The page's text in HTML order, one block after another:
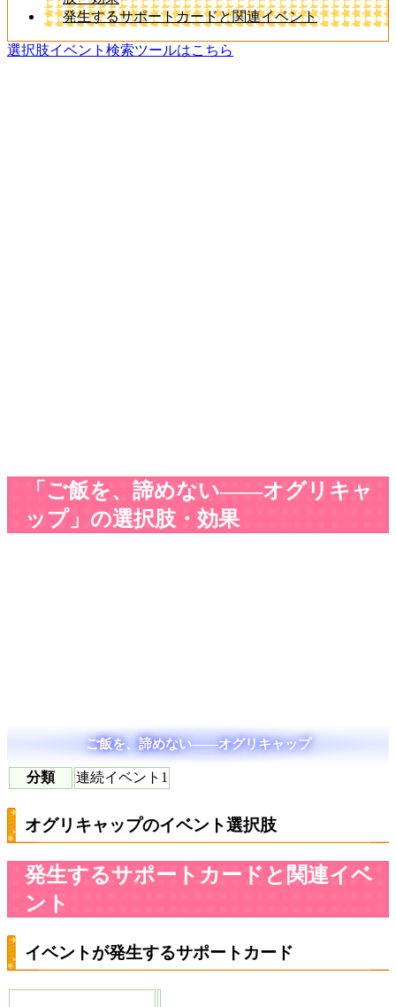
発生するサポートカードと関連イベント
選択肢イベント検索ツールはこちら
「ご飯を、諦めない――オグリキャ
ップ」の選択肢・効果
ご飯を、諦めない――オグリキャップ
分類 連続イベント1
オグリキャップのイベント選択肢
発生するサポートカードと関連イベ
ント
イベントが発生するサポートカード